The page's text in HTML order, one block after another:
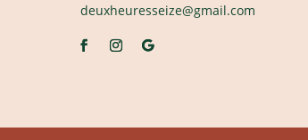
deuxheuresseize@gmail.com